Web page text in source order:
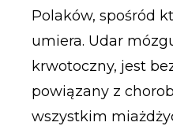
Polaków, spośród
umiera. Udar
krwotoczny, jest
powiązany z
wszystkim